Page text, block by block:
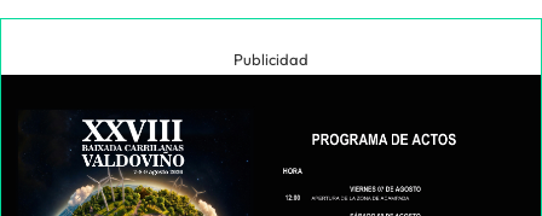
Publicidad